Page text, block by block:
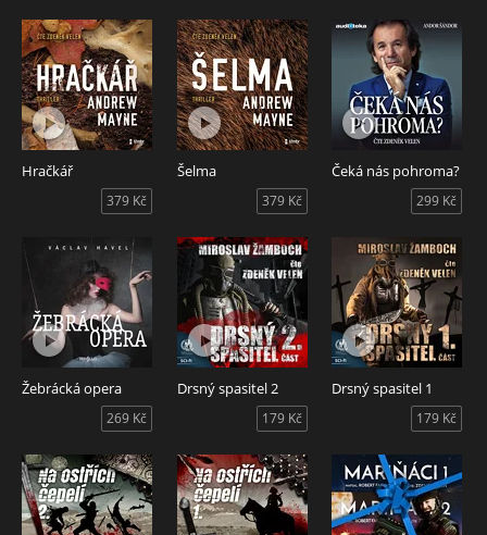
Hračkář
379 Kč
Šelma
379 Kč
Čeká nás pohroma?
299 Kč
Žebrácká opera
269 Kč
Drsný spasitel 2
179 Kč
Drsný spasitel 1
179 Kč